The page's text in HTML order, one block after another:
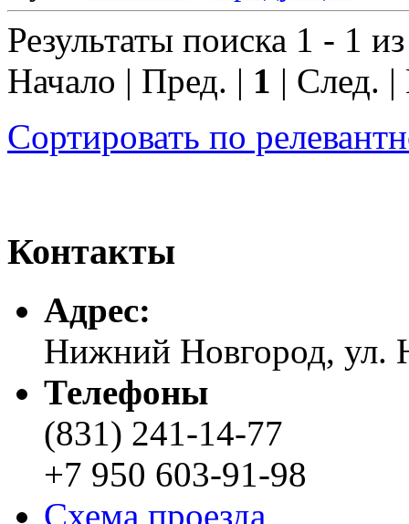
Результаты поиска 1 - 1
Начало | Пред. | 1 | След.
Сортировать по
Контакты
Адреc:
Нижний Новгород, ул.
Телефоны
(831) 241-14-77
+7 950 603-91-98
Схема проезда